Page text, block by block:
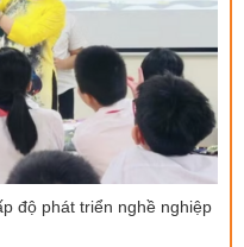
độ phát triển nghề nghiệp